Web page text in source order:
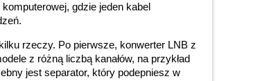
gdzie jeden kabel
rzeczy. Po pierwsze, konwerter LNB z
z różną liczbą kanałów, na przykład
jest separator, który podepniesz w